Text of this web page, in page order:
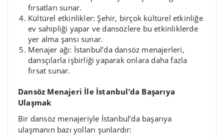
fırsatları sunar.
Kültürel etkinlikler: Şehir, birçok kültürel etkinliğe
ev sahipliği yapar ve dansözlere bu etkinliklerde
yer alma şansı sunar.
Menajer ağı: İstanbul’da dansöz menajerleri,
dansçılarla işbirliği yaparak onlara daha fazla
fırsat sunar.
Dansöz Menajeri İle İstanbul’da Başarıya
Ulaşmak
Bir dansöz menajeriyle İstanbul’da başarıya
ulaşmanın bazı yolları şunlardır: